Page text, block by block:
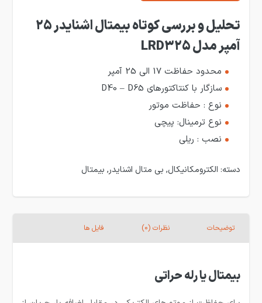
تحلیل و بررسی کوتاه بیمتال اشنایدر 25
آمپر مدل LRD325
محدود حفاظت 17 الی 25 آمپر
سازگار با کنتاکتورهای D40 – D65
نوع : حفاظت موتور
نوع ترمینال: پیچی
نصب : ریلی
دسته: الکترومکانیکال, بی متال اشنایدر, بیمتال
توضیحات نظرات (0) فایل ها
بیمتال یا رله حراتی